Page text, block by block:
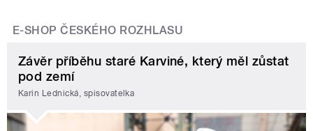
E-SHOP ČESKÉHO ROZHLASU
Závěr příběhu staré Karviné, který měl zůstat
pod zemí
Karin Lednická, spisovatelka